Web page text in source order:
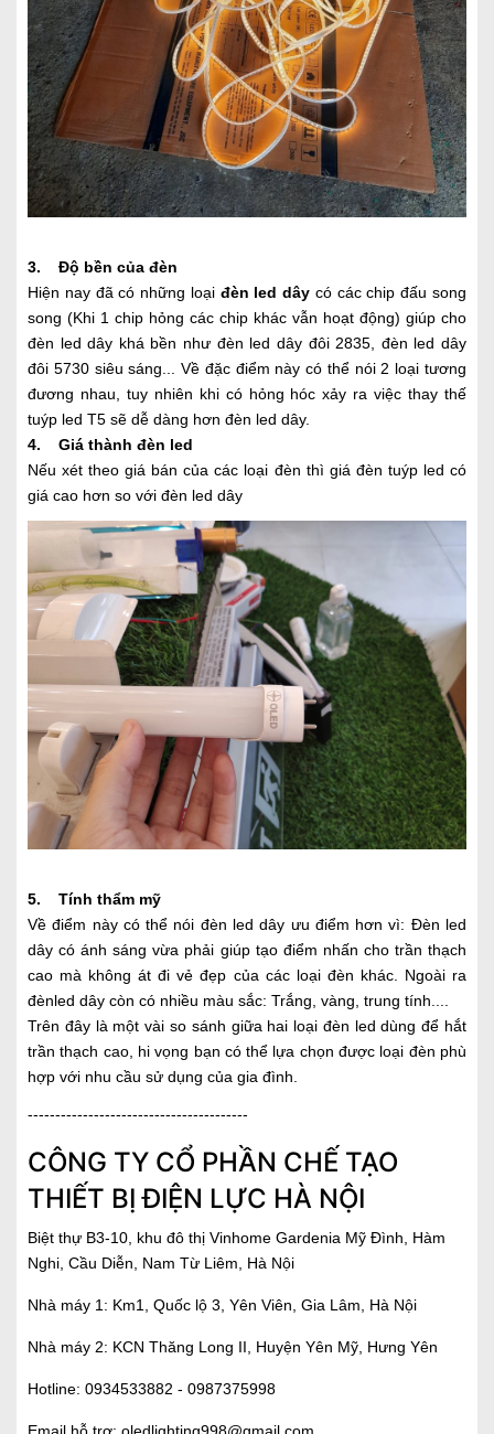
3. Độ bền của đèn
Hiện nay đã có những loại đèn led dây có các chip đấu song
song (Khi 1 chip hỏng các chip khác vẫn hoạt động) giúp cho
đèn led dây khá bền như đèn led dây đôi 2835, đèn led dây
đôi 5730 siêu sáng... Về đặc điểm này có thể nói 2 loại tương
đương nhau, tuy nhiên khi có hỏng hóc xảy ra việc thay thế
tuýp led T5 sẽ dễ dàng hơn đèn led dây.
4. Giá thành đèn led
Nếu xét theo giá bán của các loại đèn thì giá đèn tuýp led có
giá cao hơn so với đèn led dây
5. Tính thẩm mỹ
Về điểm này có thể nói đèn led dây ưu điểm hơn vì: Đèn led
dây có ánh sáng vừa phải giúp tạo điểm nhấn cho trần thạch
cao mà không át đi vẻ đẹp của các loại đèn khác. Ngoài ra
đènled dây còn có nhiều màu sắc: Trắng, vàng, trung tính....
Trên đây là một vài so sánh giữa hai loại đèn led dùng để hắt
trần thạch cao, hi vọng bạn có thể lựa chọn được loại đèn phù
hợp với nhu cầu sử dụng của gia đình.
----------------------------------------
CÔNG TY CỔ PHẦN CHẾ TẠO
THIẾT BỊ ĐIỆN LỰC HÀ NỘI
Biệt thự B3-10, khu đô thị Vinhome Gardenia Mỹ Đình, Hàm
Nghi, Cầu Diễn, Nam Từ Liêm, Hà Nội
Nhà máy 1: Km1, Quốc lộ 3, Yên Viên, Gia Lâm, Hà Nội
Nhà máy 2: KCN Thăng Long II, Huyện Yên Mỹ, Hưng Yên
Hotline: 0934533882 - 0987375998